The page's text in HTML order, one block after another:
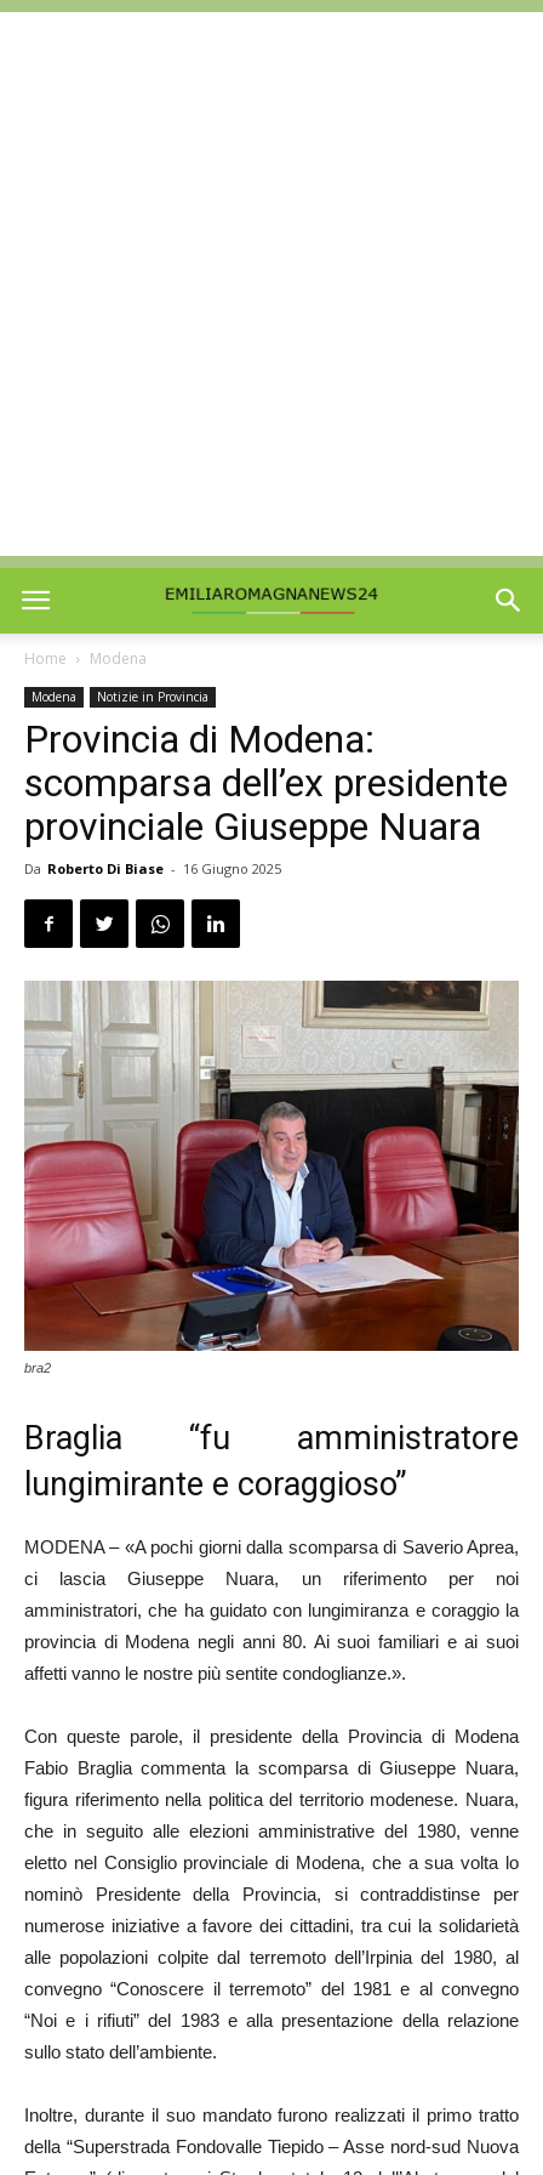
Home Modena
Modena Notizie in Provincia
Provincia di Modena:
scomparsa dell’ex presidente
provinciale Giuseppe Nuara
Da Roberto Di Biase - 16 Giugno 2025
bra2
Braglia “fu amministratore
lungimirante e coraggioso”
MODENA – «A pochi giorni dalla scomparsa di Saverio Aprea,
ci lascia Giuseppe Nuara, un riferimento per noi
amministratori, che ha guidato con lungimiranza e coraggio la
provincia di Modena negli anni 80. Ai suoi familiari e ai suoi
affetti vanno le nostre più sentite condoglianze.».
Con queste parole, il presidente della Provincia di Modena
Fabio Braglia commenta la scomparsa di Giuseppe Nuara,
figura riferimento nella politica del territorio modenese. Nuara,
che in seguito alle elezioni amministrative del 1980, venne
eletto nel Consiglio provinciale di Modena, che a sua volta lo
nominò Presidente della Provincia, si contraddistinse per
numerose iniziative a favore dei cittadini, tra cui la solidarietà
alle popolazioni colpite dal terremoto dell’Irpinia del 1980, al
convegno “Conoscere il terremoto” del 1981 e al convegno
“Noi e i rifiuti” del 1983 e alla presentazione della relazione
sullo stato dell’ambiente.
Inoltre, durante il suo mandato furono realizzati il primo tratto
della “Superstrada Fondovalle Tiepido – Asse nord-sud Nuova